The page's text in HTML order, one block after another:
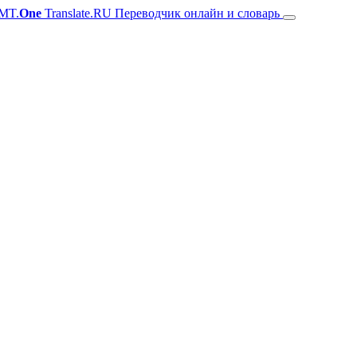
One Translate.RU Переводчик онлайн и словарь